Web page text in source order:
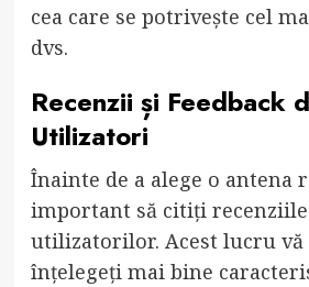
cea care se potrivește cel
dvs.
Recenzii și Feedback
Utilizatori
Înainte de a alege o antena
important să citiți
utilizatorilor. Acest lucru vă
înțelegeți mai bine